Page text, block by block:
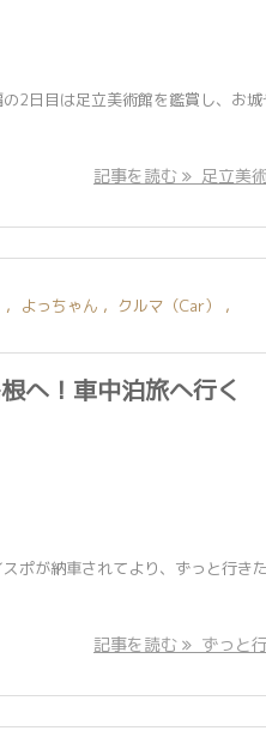
2日目は足立美術館を鑑賞し、お城
記事を読む 足立美
, よっちゃん , クルマ（Car）
,
へ！車中泊旅へ行く
ポが納車されてより、ずっと行き
記事を読む ずっと